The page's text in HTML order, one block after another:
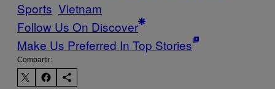
Sports Vietnam
Follow Us On Discover
Make Us Preferred In Top Stories
Compartir: